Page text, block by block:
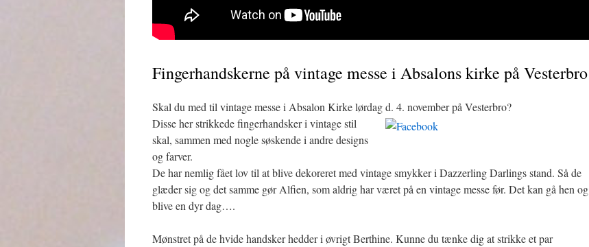
Fingerhandskerne på vintage messe i Absalons kirke på Vesterbro
Skal du med til vintage messe i Absalon Kirke lørdag d. 4. november på Vesterbro?
Disse her strikkede fingerhandsker i vintage stil
skal, sammen med nogle søskende i andre designs
og farver.
De har nemlig fået lov til at blive dekoreret med vintage smykker i Dazzerling Darlings stand. Så de
glæder sig og det samme gør Alfien, som aldrig har været på en vintage messe før. Det kan gå hen og
blive en dyr dag….
Mønstret på de hvide handsker hedder i øvrigt Berthine. Kunne du tænke dig at strikke et par